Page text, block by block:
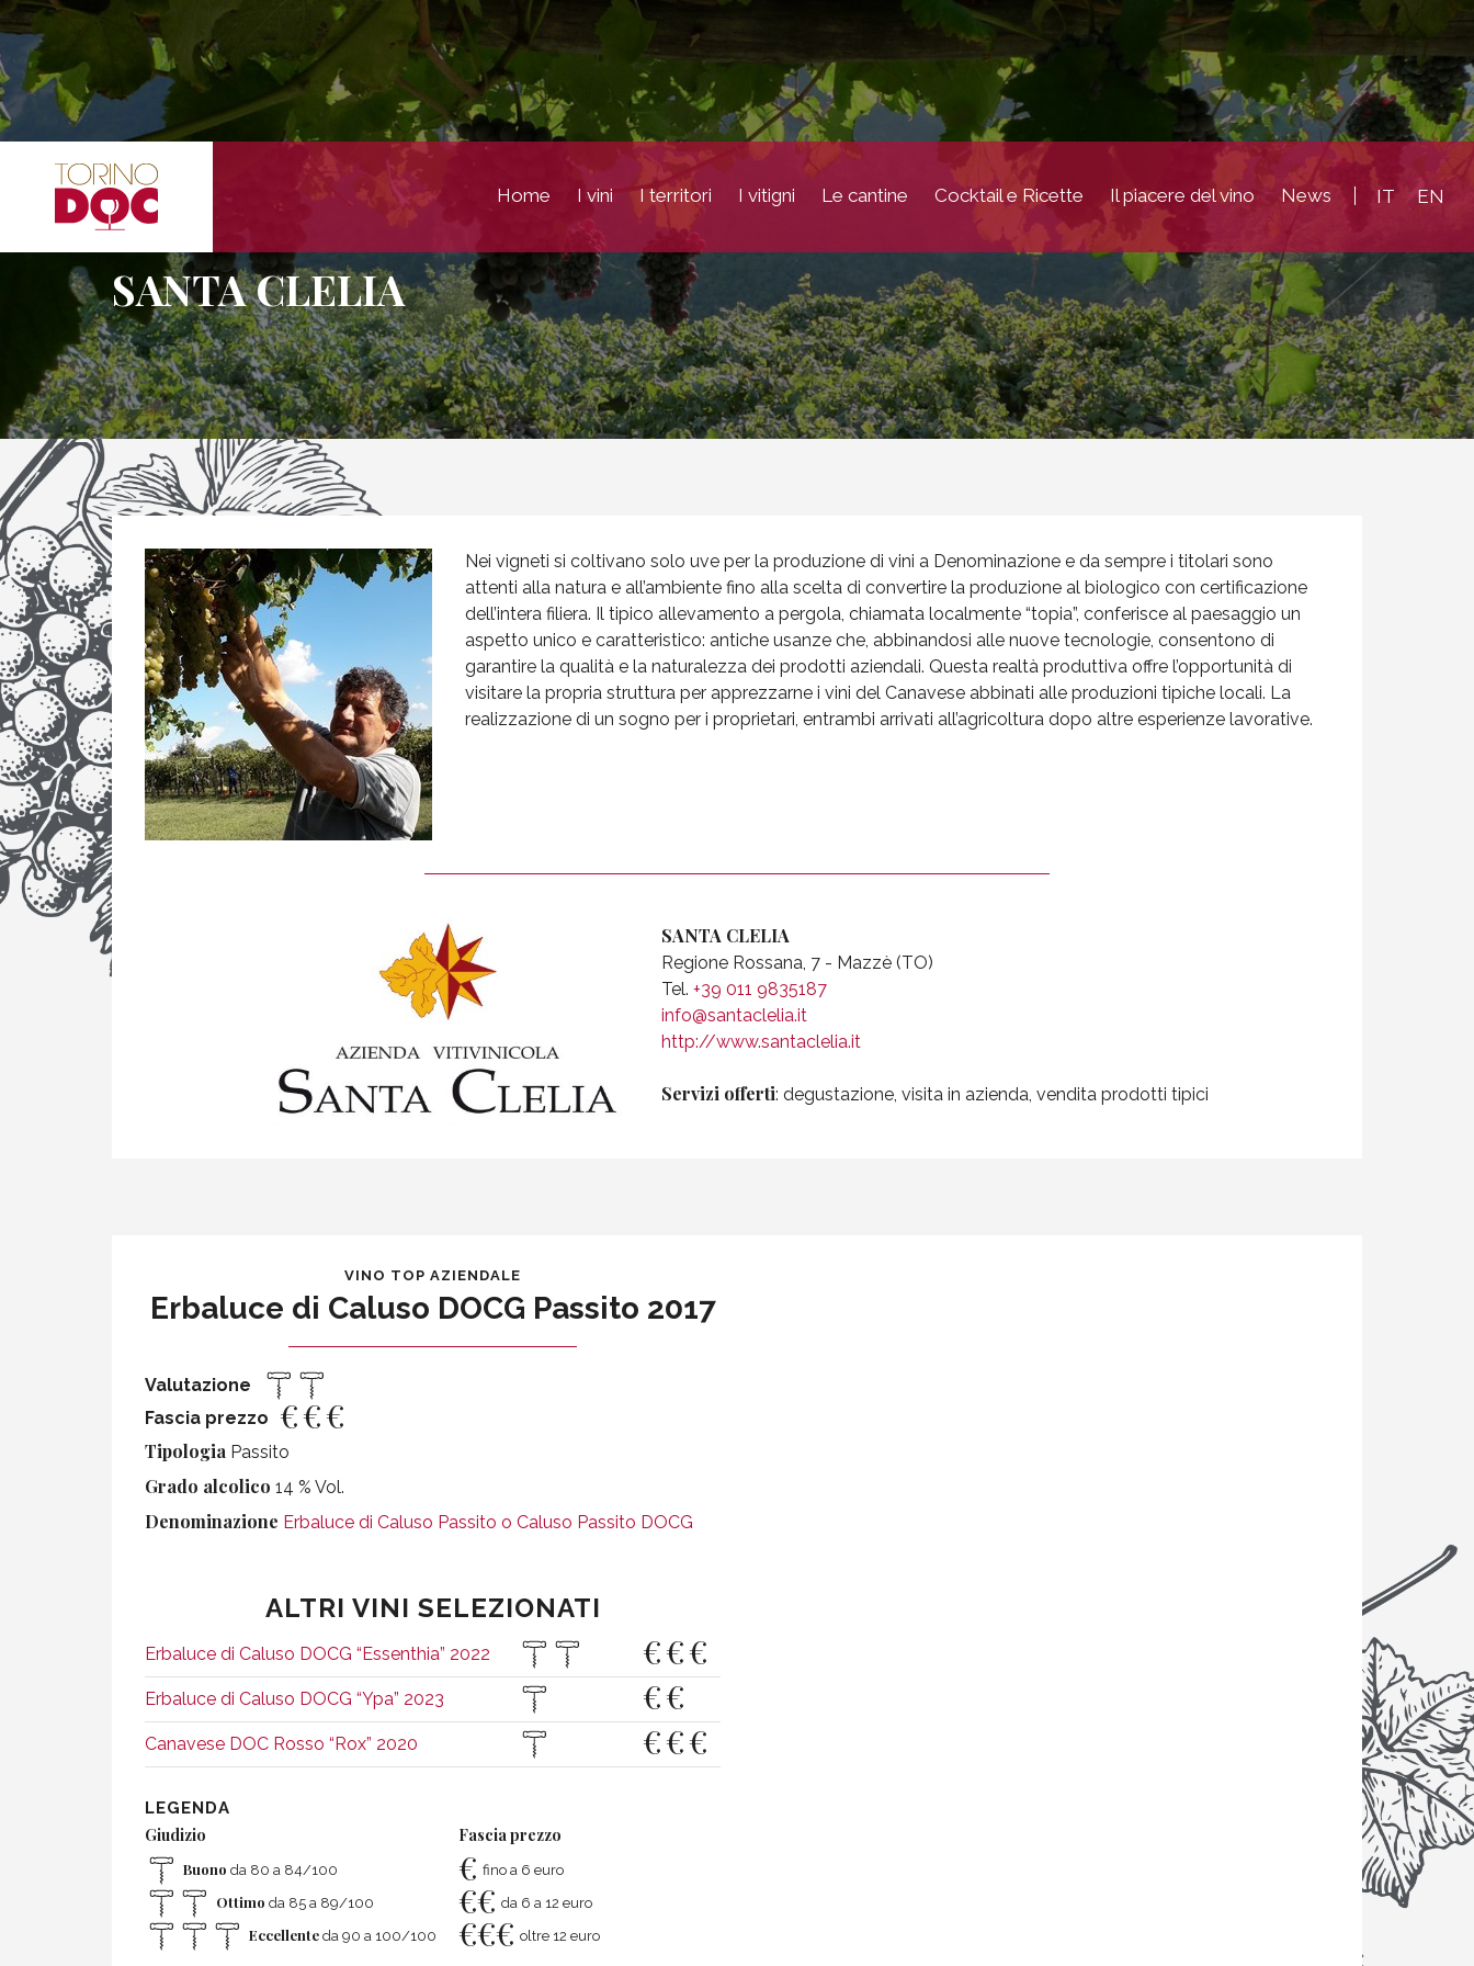
Home I vini I territori I vitigni Le cantine Cocktail e Ricette Il piacere del vino News IT EN
SANTA CLELIA
Nei vigneti si coltivano solo uve per la produzione di vini a Denominazione e da sempre i titolari sono
attenti alla natura e all’ambiente fino alla scelta di convertire la produzione al biologico con certificazione
dell’intera filiera. Il tipico allevamento a pergola, chiamata localmente “topia”, conferisce al paesaggio un
aspetto unico e caratteristico: antiche usanze che, abbinandosi alle nuove tecnologie, consentono di
garantire la qualità e la naturalezza dei prodotti aziendali. Questa realtà produttiva offre l’opportunità di
visitare la propria struttura per apprezzarne i vini del Canavese abbinati alle produzioni tipiche locali. La
realizzazione di un sogno per i proprietari, entrambi arrivati all’agricoltura dopo altre esperienze lavorative.
SANTA CLELIA
Regione Rossana, 7 - Mazzè (TO)
Tel. +39 011 9835187
info@santaclelia.it
http://www.santaclelia.it
Servizi offerti: degustazione, visita in azienda, vendita prodotti tipici
VINO TOP AZIENDALE
Erbaluce di Caluso DOCG Passito 2017
Valutazione
Fascia prezzo
€€€
Tipologia Passito
Grado alcolico 14 % Vol.
Denominazione Erbaluce di Caluso Passito o Caluso Passito DOCG
ALTRI VINI SELEZIONATI
Erbaluce di Caluso DOCG “Essenthia” 2022 €€€
Erbaluce di Caluso DOCG “Ypa” 2023 €€
Canavese DOC Rosso “Rox” 2020 €€€
LEGENDA
Giudizio
Buono da 80 a 84/100
Ottimo da 85 a 89/100
Eccellente da 90 a 100/100
Fascia prezzo
€ fino a 6 euro
€€ da 6 a 12 euro
€€€ oltre 12 euro